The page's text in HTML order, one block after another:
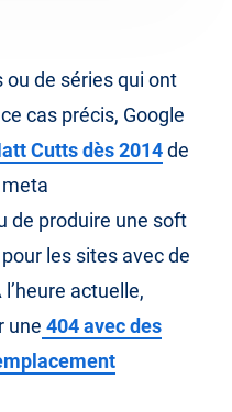
ou de séries qui ont
cas précis, Google
Cutts dès 2014de
de produire une soft
les sites avec de
actuelle,
une 404 avec des